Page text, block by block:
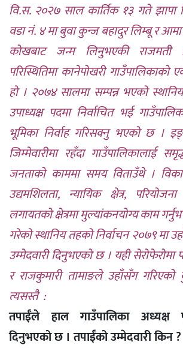
वि.स. २०२७ साल कार्तिक १३ गते झापा
वडा नं. ४ मा बुवा कुन्ज बहादुर लिम्बू र
कोखबाट जन्म लिनुभएकी राजमती
परिस्थितिमा कानेपोखरी
हो । २०७४ सालमा सम्पन्न भएको
उपाध्यक्ष पदमा निर्वाचित भई
भूमिका निर्वाह गरिसक्नु भएको छ ।
जिम्मेवारीमा रहँदा गाउँपालिकालाई
जनताको काममा समय विताउँथे ।
उद्यमशिलता, न्यायिक क्षेत्र,
लगायतको क्षेत्रमा मुल्यांकनयोग्य काम
गरेको स्थानिय तहको निर्वाचन २०७९ मा
उम्मेदवारी दिनुभएको छ । यही सेरोफेरोमा
र राजकुमारी तामाङले उहाँसँग गरिएको
त्यसस्तै :
तपाईँले हाल गाउँपालिका अध्यक्ष
दिनुभएको छ । तपाईँको उम्मेदवारी किन ?